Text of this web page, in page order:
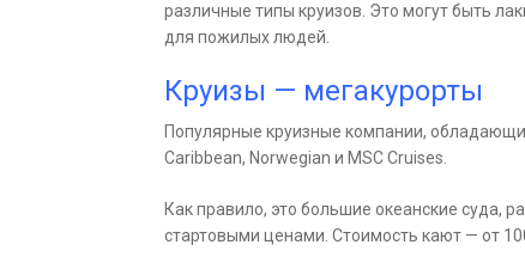
различные типы круизов. Это могут быть
для пожилых людей.
Круизы — мегакурорты
Популярные круизные компании,
Caribbean, Norwegian и MSC Cruises.
Как правило, это большие океанские суда,
стартовыми ценами. Стоимость кают — от